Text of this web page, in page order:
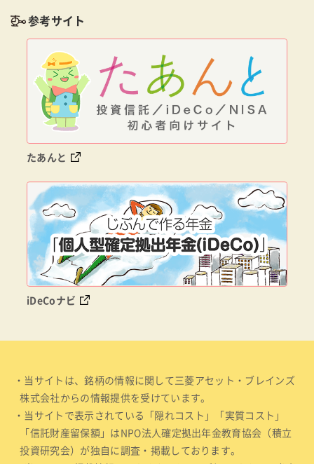
参考サイト
たあんと
iDeCoナビ
・当サイトは、銘柄の情報に関して三菱アセット・ブレインズ
株式会社からの情報提供を受けています。
・当サイトで表示されている「隠れコスト」「実質コスト」
「信託財産留保額」はNPO法人確定拠出年金教育協会（積立
投資研究会）が独自に調査・掲載しております。